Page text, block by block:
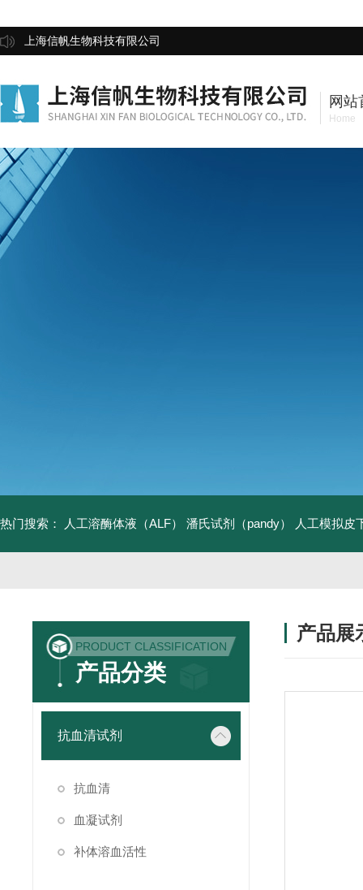
上海信帆生物科技有限公司
网站
Home
热门搜索： 人工溶酶体液（ALF） 潘氏试剂（pandy） 人工模拟皮
PRODUCT CLASSIFICATION
产品分类
抗血清试剂
抗血清
血凝试剂
补体溶血活性
产品展